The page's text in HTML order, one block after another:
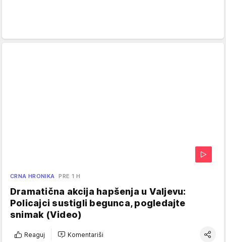
CRNA HRONIKA PRE 1 H
Dramatična akcija hapšenja u Valjevu:
Policajci sustigli begunca, pogledajte
snimak (Video)
Reaguj Komentariši